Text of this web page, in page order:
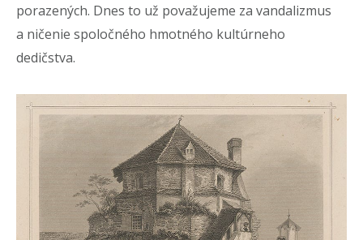
porazených. Dnes to už považujeme za vandalizmus
a ničenie spoločného hmotného kultúrneho
dedičstva.